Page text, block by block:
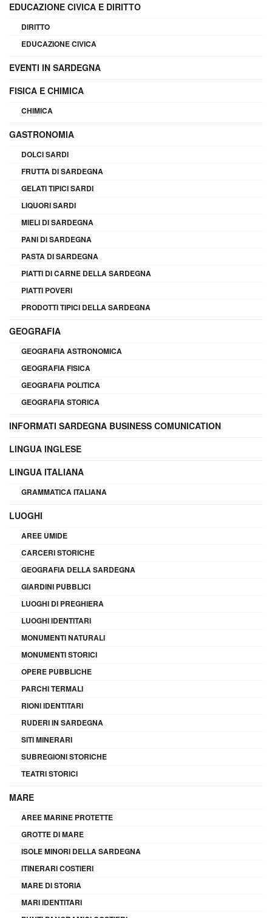
EDUCAZIONE CIVICA E DIRITTO
DIRITTO
EDUCAZIONE CIVICA
EVENTI IN SARDEGNA
FISICA E CHIMICA
CHIMICA
GASTRONOMIA
DOLCI SARDI
FRUTTA DI SARDEGNA
GELATI TIPICI SARDI
LIQUORI SARDI
MIELI DI SARDEGNA
PANI DI SARDEGNA
PASTA DI SARDEGNA
PIATTI DI CARNE DELLA SARDEGNA
PIATTI POVERI
PRODOTTI TIPICI DELLA SARDEGNA
GEOGRAFIA
GEOGRAFIA ASTRONOMICA
GEOGRAFIA FISICA
GEOGRAFIA POLITICA
GEOGRAFIA STORICA
INFORMATI SARDEGNA BUSINESS COMUNICATION
LINGUA INGLESE
LINGUA ITALIANA
GRAMMATICA ITALIANA
LUOGHI
AREE UMIDE
CARCERI STORICHE
GEOGRAFIA DELLA SARDEGNA
GIARDINI PUBBLICI
LUOGHI DI PREGHIERA
LUOGHI IDENTITARI
MONUMENTI NATURALI
MONUMENTI STORICI
OPERE PUBBLICHE
PARCHI TERMALI
RIONI IDENTITARI
RUDERI IN SARDEGNA
SITI MINERARI
SUBREGIONI STORICHE
TEATRI STORICI
MARE
AREE MARINE PROTETTE
GROTTE DI MARE
ISOLE MINORI DELLA SARDEGNA
ITINERARI COSTIERI
MARE DI STORIA
MARI IDENTITARI